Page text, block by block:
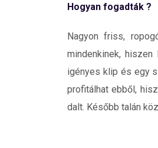
Hogyan fogadták ?
Nagyon friss,
mindenkinek,
igényes klip és egy
profitálhat ebből,
dalt. Később talán